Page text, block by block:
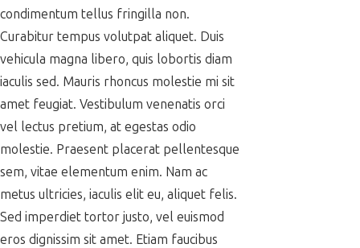
condimentum tellus fringilla non.
Curabitur tempus volutpat aliquet. Duis
vehicula magna libero, quis lobortis diam
iaculis sed. Mauris rhoncus molestie mi sit
amet feugiat. Vestibulum venenatis orci
vel lectus pretium, at egestas odio
molestie. Praesent placerat pellentesque
sem, vitae elementum enim. Nam ac
metus ultricies, iaculis elit eu, aliquet felis.
Sed imperdiet tortor justo, vel euismod
eros dignissim sit amet. Etiam faucibus